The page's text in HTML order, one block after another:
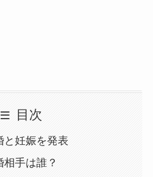
目次
と妊娠を発表
手は誰？